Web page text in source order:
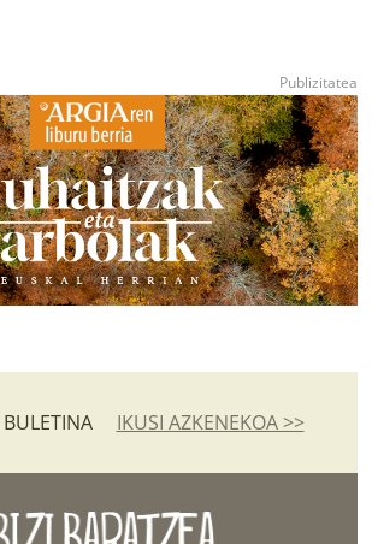
IKUSI AZKENEKOA >>